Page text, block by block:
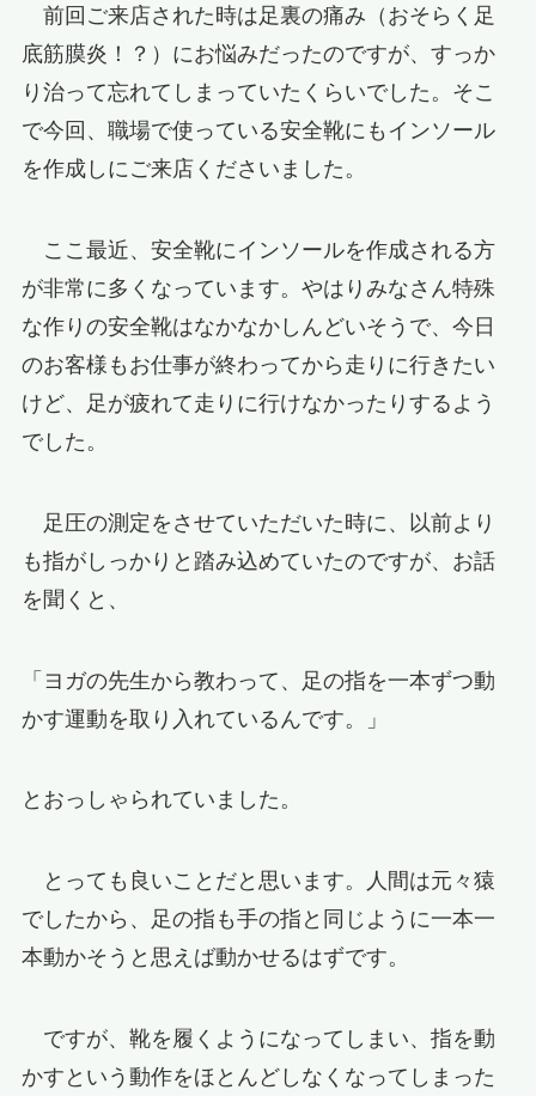
前回ご来店された時は足裏の痛み（おそらく足
底筋膜炎！？）にお悩みだったのですが、すっか
り治って忘れてしまっていたくらいでした。そこ
で今回、職場で使っている安全靴にもインソール
を作成しにご来店くださいました。
ここ最近、安全靴にインソールを作成される方
が非常に多くなっています。やはりみなさん特殊
な作りの安全靴はなかなかしんどいそうで、今日
のお客様もお仕事が終わってから走りに行きたい
けど、足が疲れて走りに行けなかったりするよう
でした。
足圧の測定をさせていただいた時に、以前より
も指がしっかりと踏み込めていたのですが、お話
を聞くと、
「ヨガの先生から教わって、足の指を一本ずつ動
かす運動を取り入れているんです。」
とおっしゃられていました。
とっても良いことだと思います。人間は元々猿
でしたから、足の指も手の指と同じように一本一
本動かそうと思えば動かせるはずです。
ですが、靴を履くようになってしまい、指を動
かすという動作をほとんどしなくなってしまった